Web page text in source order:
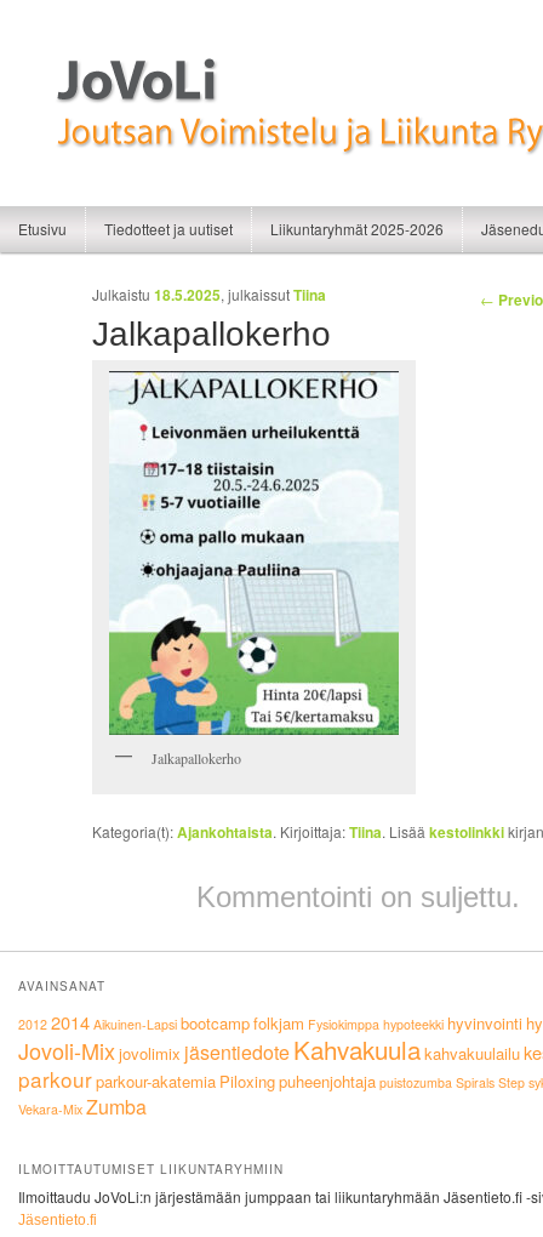
JoVoLi | Joutsan Voimistelu ja
Siirry sisältöön
Siirry toissijaiseen sisältöön
Etusivu Tiedotteet ja uutiset Liikuntaryhmät 2025-2026
Artikkelien selaus ←
Jalkapallokerho
Julkaistu 18.5.2025, julkaissutTiina
Jalkapallokerho
Kategoria(t):Ajankohtaista. Kirjoittaja:Tiina. Lisää kestolinkki
Kommentointi on suljettu.
AVAINSANAT
2012 2014 Aikuinen-Lapsi bootcampfolkjam Fysiokimppa hypoteekki hyvinvointi
Jovoli-Mixjovolimix jäsentiedoteKahvakuulakahvakuulailu
parkourparkour-akatemia Piloxingpuheenjohtaja puistozumba Spirals Step
Vekara-Mix Zumba
ILMOITTAUTUMISET LIIKUNTARYHMIIN
Ilmoittaudu JoVoLi:n järjestämään jumppaan tai liikuntaryhmään Jäsentieto.fi -
Jäsentieto.fi